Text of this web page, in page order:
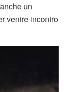
un
venire incontro